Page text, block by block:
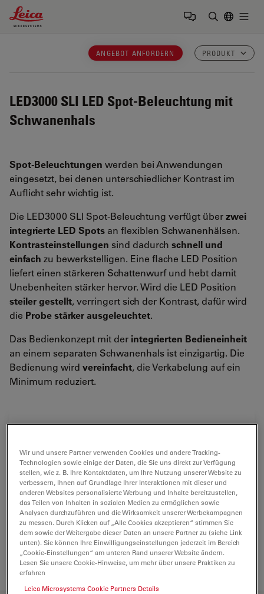
Leica Microsystems Logo
ANGEBOT ANFORDERN PRODUKT
LED3000 SLI LED Spot-Beleuchtung mit
Schwanenhals
Spot-Beleuchtungen werden bei Anwendungen
eingesetzt, bei denen unterschiedlicher Kontrast im
Auflicht sehr wichtig ist.
Die LED3000 SLI Spot-Beleuchtung verfügt überzwei
integrierte LED Spots an flexiblen Schwanenhälsen.
Kontrasteinstellungen sind dadurch schnell und
einfach zu bewerkstelligen. Eine flache LED Position
liefert einen stärkeren Schattenwurf und hebt damit
Unebenheiten stärker hervor. Wird die LED Position
steiler gestellt, verringert sich der Kontrast, dafür wird
die Probe stärker ausgeleuchtet.
Das Bedienkonzept mit der integrierten Bedieneinheit
an einem separaten Schwanenhals ist einzigartig. Die
Bedienung wird vereinfacht, die Verkabelung auf ein
Minimum reduziert.
Wir und unsere Partner verwenden Cookies und andere Tracking-
Technologien sowie einige der Daten, die Sie uns direkt zur Verfügung
stellen, wie z. B. Ihre Kontaktdaten, um Ihre Nutzung unserer Website zu
verbessern, Ihnen auf Grundlage Ihrer Interaktionen mit dieser und
anderen Websites personalisierte Werbung und Inhalte bereitzustellen,
das Teilen von Inhalten in sozialen Medien zu ermöglichen sowie
Analysen durchzuführen und die Wirksamkeit unserer Werbekampagnen
zu messen. Durch Klicken auf „Alle Cookies akzeptieren“ stimmen Sie
dem sowie der Weitergabe dieser Daten an unsere Partner zu (siehe Link
unten). Sie können Ihre Einwilligungseinstellungen jederzeit im Bereich
„Cookie-Einstellungen“ am unteren Rand unserer Website ändern.
Lesen Sie unsere Cookie-Hinweise, um mehr über unsere Praktiken zu
erfahren
Leica Microsystems Cookie Partners Details